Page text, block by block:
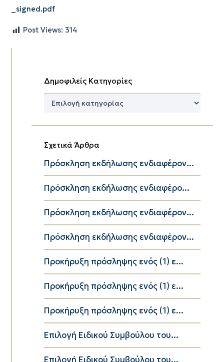
_signed.pdf
Post Views: 314
Δημοφιλείς Κατηγορίες
Δημοφιλείς
Σχετικά Άρθρα
Πρόσκληση εκδήλωσης ενδιαφέρον...
Πρόσκληση εκδήλωσης ενδιαφέρο...
Πρόσκληση εκδήλωσης ενδιαφέρον...
Πρόσκληση εκδήλωσης ενδιαφέρον...
Προκήρυξη πρόσληψης ενός (1) ε...
Προκήρυξη πρόσληψης ενός (1) ε...
Προκήρυξη πρόσληψης ενός (1) ε...
Επιλογή Ειδικού Συμβούλου του...
Επιλογή Ειδικού Συμβούλου του...